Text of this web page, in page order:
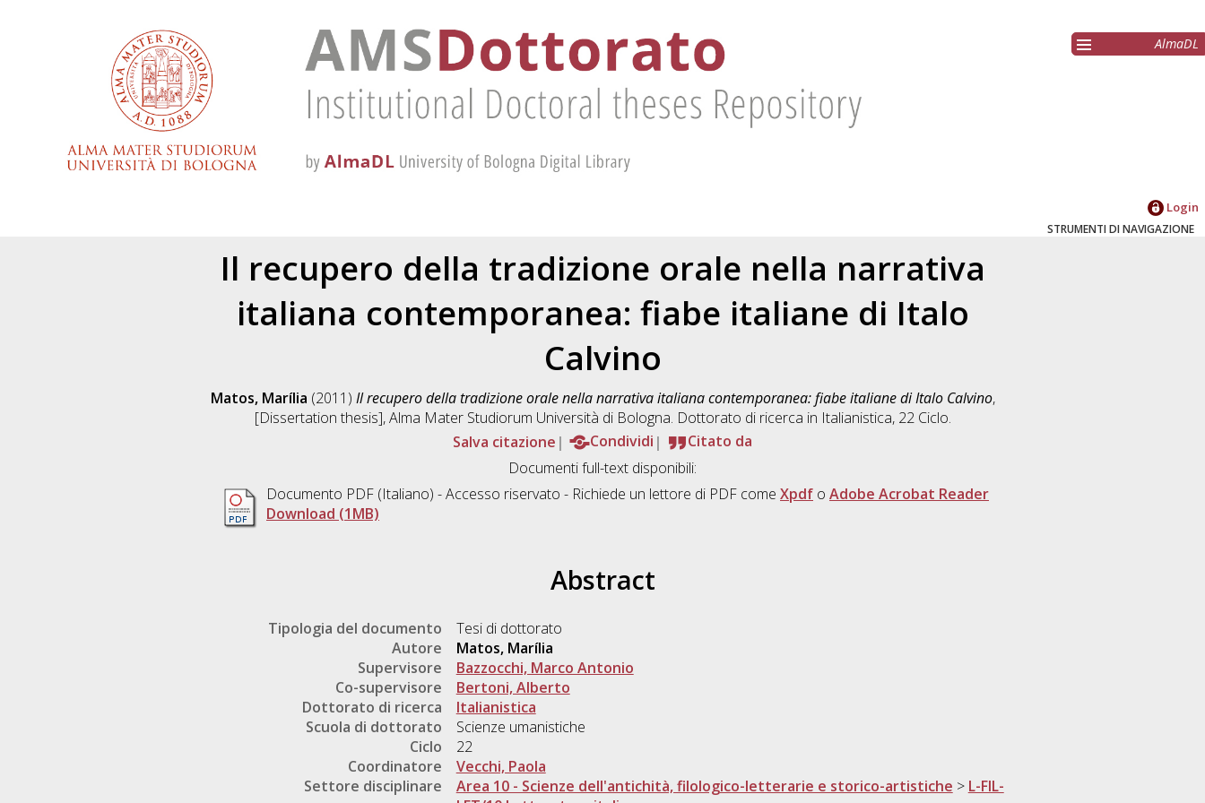
AlmaDL
Login
STRUMENTI DI NAVIGAZIONE
Il recupero della tradizione orale nella narrativa
italiana contemporanea: fiabe italiane di Italo
Calvino
Matos, Marília (2011) Il recupero della tradizione orale nella narrativa italiana contemporanea: fiabe italiane di Italo Calvino,
[Dissertation thesis], Alma Mater Studiorum Università di Bologna. Dottorato di ricerca in Italianistica, 22 Ciclo.
Salva citazione
Condividi
Citato da
Documenti full-text disponibili:
Documento PDF (Italiano) - Accesso riservato - Richiede un lettore di PDF come Xpdf o Adobe Acrobat Reader
Download (1MB)
Abstract
Tipologia del documento
Tesi di dottorato
Autore
Matos, Marília
Supervisore
Bazzocchi, Marco Antonio
Co-supervisore
Bertoni, Alberto
Dottorato di ricerca
Italianistica
Scuola di dottorato
Scienze umanistiche
Ciclo
22
Coordinatore
Vecchi, Paola
Settore disciplinare
Area 10 - Scienze dell'antichità, filologico-letterarie e storico-artistiche > L-FIL-